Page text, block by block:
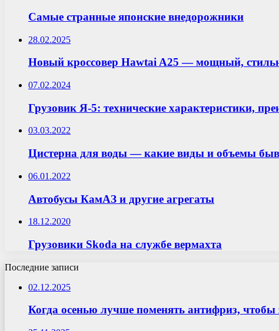
Самые странные японские внедорожники
28.02.2025
Новый кроссовер Hawtai A25 — мощный,
07.02.2024
Грузовик Я-5: технические характеристики,
03.03.2022
Цистерна для воды — какие виды и объемы
06.01.2022
Автобусы КамАЗ и другие агрегаты
18.12.2020
Грузовики Skoda на службе вермахта
Последние записи
02.12.2025
Когда осенью лучше поменять антифриз,